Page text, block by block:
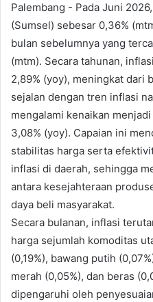
Palembang - Pada Juni
(Sumsel) sebesar 0,36%
bulan sebelumnya yang
(mtm). Secara tahunan,
2,89% (yoy), meningkat dari
sejalan dengan tren inflasi
mengalami kenaikan
3,08% (yoy). Capaian ini
stabilitas harga serta
inflasi di daerah, sehingga
antara kesejahteraan
daya beli masyarakat.
Secara bulanan, inflasi
harga sejumlah komoditas
(0,19%), bawang putih
merah (0,05%), dan beras
dipengaruhi oleh